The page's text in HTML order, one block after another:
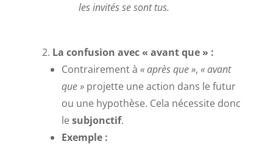
les invités se sont tus.
La confusion avec « avant que » :
Contrairement à « après que », « avant
que »projette une action dans le futur
ou une hypothèse. Cela nécessite donc
lesubjonctif.
Exemple :